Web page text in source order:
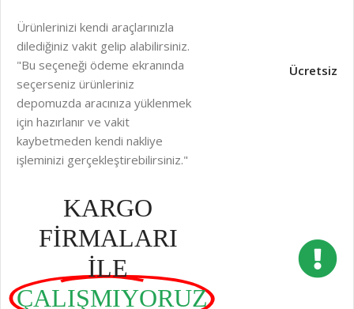
Ürünlerinizi kendi araçlarınızla
dilediğiniz vakit gelip alabilirsiniz.
"Bu seçeneği ödeme ekranında
seçerseniz ürünleriniz
depomuzda aracınıza yüklenmek
için hazırlanır ve vakit
kaybetmeden kendi nakliye
işleminizi gerçekleştirebilirsiniz."
Ücretsiz
KARGO
FİRMALARI
İLE
ÇALIŞMIYORUZ